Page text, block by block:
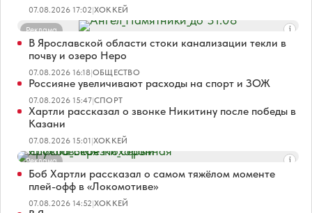
07.08.2026 17:02|ХОККЕЙ
Реклама
В Ярославской области стоки канализации текли в
почву и озеро Неро
07.08.2026 16:18|ОБЩЕСТВО
Россияне увеличивают расходы на спорт и ЗОЖ
07.08.2026 15:47|СПОРТ
Хартли рассказал о звонке Никитину после победы в
Казани
07.08.2026 15:01|ХОККЕЙ
Реклама
Боб Хартли рассказал о самом тяжёлом моменте
плей-офф в «Локомотиве»
07.08.2026 14:52|ХОККЕЙ